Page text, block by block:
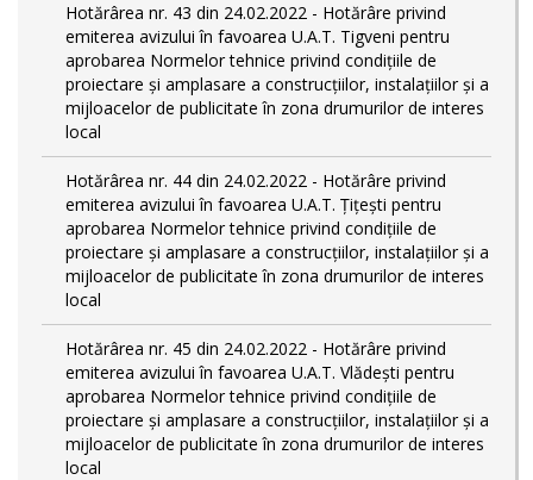
Hotărârea nr. 43 din 24.02.2022 - Hotărâre privind
emiterea avizului în favoarea U.A.T. Tigveni pentru
aprobarea Normelor tehnice privind condiţiile de
proiectare şi amplasare a construcţiilor, instalaţiilor şi a
mijloacelor de publicitate în zona drumurilor de interes
local
Hotărârea nr. 44 din 24.02.2022 - Hotărâre privind
emiterea avizului în favoarea U.A.T. Țițești pentru
aprobarea Normelor tehnice privind condiţiile de
proiectare şi amplasare a construcţiilor, instalaţiilor şi a
mijloacelor de publicitate în zona drumurilor de interes
local
Hotărârea nr. 45 din 24.02.2022 - Hotărâre privind
emiterea avizului în favoarea U.A.T. Vlădești pentru
aprobarea Normelor tehnice privind condiţiile de
proiectare şi amplasare a construcţiilor, instalaţiilor şi a
mijloacelor de publicitate în zona drumurilor de interes
local